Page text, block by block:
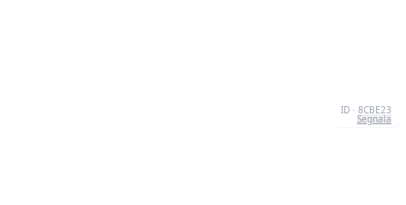
ID · 8CBE23
Segnala